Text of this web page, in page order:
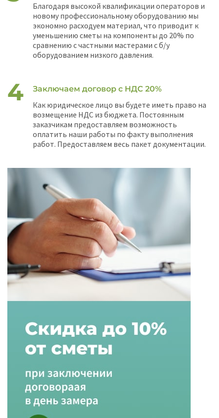
Благодаря высокой квалификации операторов и
новому профессиональному оборудованию мы
экономно расходуем материал, что приводит к
уменьшению сметы на компоненты до 20% по
сравнению с частными мастерами с б/у
оборудованием низкого давления.
Заключаем договор с НДС 20%
Как юридическое лицо вы будете иметь право на
возмещение НДС из бюджета. Постоянным
заказчикам предоставляем возможность
оплатить наши работы по факту выполнения
работ. Предоставляем весь пакет документации.